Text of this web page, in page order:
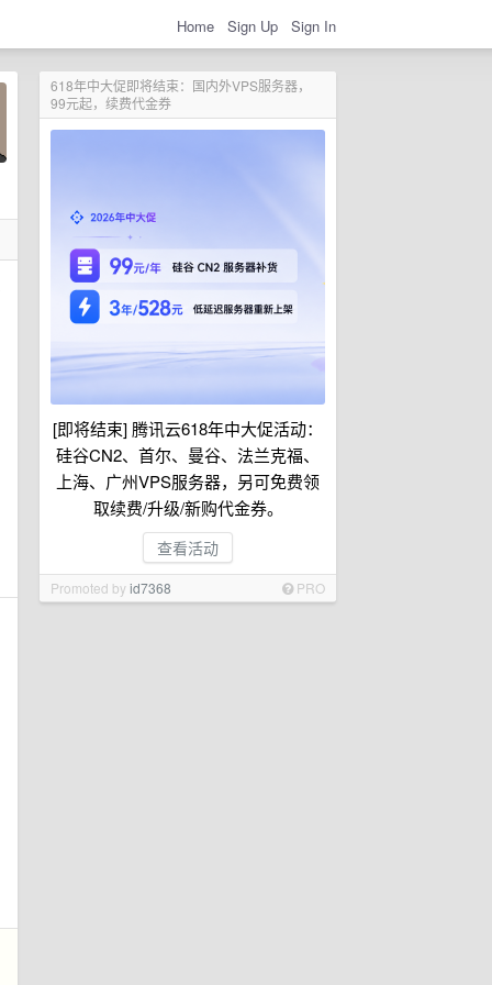
Home Sign Up Sign In
618年中大促即将结束：国内外VPS服务器，
99元起，续费代金券
[即将结束] 腾讯云618年中大促活动：
硅谷CN2、首尔、曼谷、法兰克福、
上海、广州VPS服务器，另可免费领
取续费/升级/新购代金券。
查看活动
Promoted byid7368 PRO